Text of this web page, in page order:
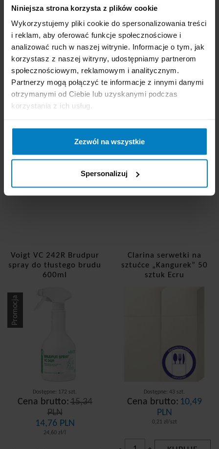
Niniejsza strona korzysta z plików cookie
Wykorzystujemy pliki cookie do spersonalizowania treści
i reklam, aby oferować funkcje społecznościowe i
analizować ruch w naszej witrynie. Informacje o tym, jak
korzystasz z naszej witryny, udostępniamy partnerom
społecznościowym, reklamowym i analitycznym.
Partnerzy mogą połączyć te informacje z innymi danymi
otrzymanymi od Ciebie lub uzyskanymi podczas
korzystania z ich usług.
Zezwól na wszystkie
Spersonalizuj
KUPUJĘ -
Voigt VC 242R Brudpur
spray do tłustego brudu
600ml
Dostępne: 172 szt.
Cena brutto: 15,34
PLN
14,76 PLN
24,60 zł/l
Promocja
Clarina serwetki na
sztućce „Kangurek” 50
sztuk Ecru
Dostępne: 43 szt.
Cena brutto: 10,49
PLN
0,21 zł/szt